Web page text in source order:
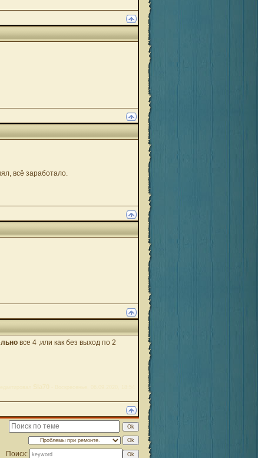
всё заработало.
все 4 ,или как без выход по 2
Поиск: